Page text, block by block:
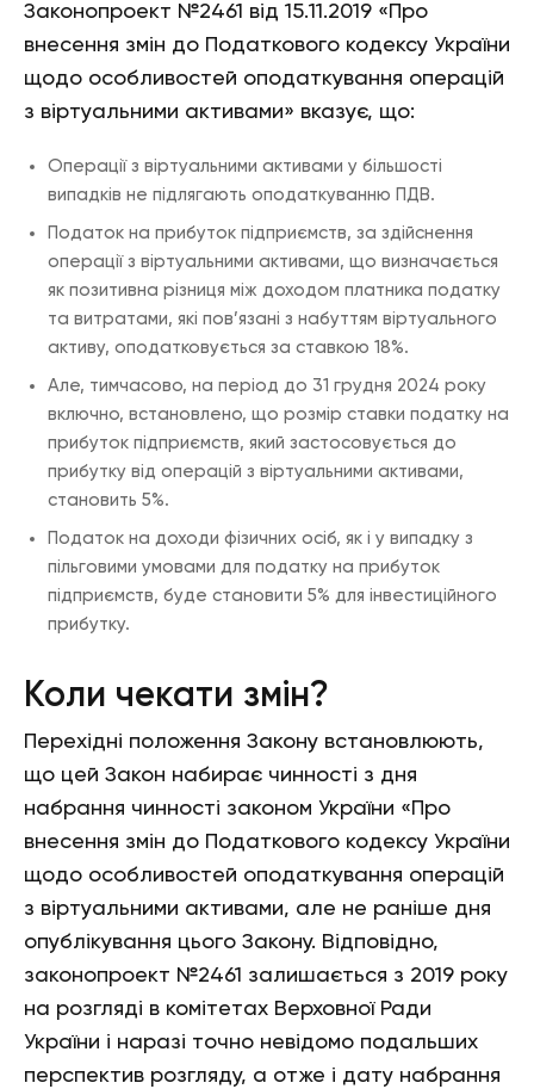
Законопроект №2461 від 15.11.2019 «Про
внесення змін до Податкового кодексу України
щодо особливостей оподаткування операцій
з віртуальними активами» вказує, що:
Операції з віртуальними активами у більшості
випадків не підлягають оподаткуванню ПДВ.
Податок на прибуток підприємств, за здійснення
операції з віртуальними активами, що визначається
як позитивна різниця між доходом платника податку
та витратами, які пов’язані з набуттям віртуального
активу, оподатковується за ставкою 18%.
Але, тимчасово, на період до 31 грудня 2024 року
включно, встановлено, що розмір ставки податку на
прибуток підприємств, який застосовується до
прибутку від операцій з віртуальними активами,
становить 5%.
Податок на доходи фізичних осіб, як і у випадку з
пільговими умовами для податку на прибуток
підприємств, буде становити 5% для інвестиційного
прибутку.
Коли чекати змін?
Перехідні положення Закону встановлюють,
що цей Закон набирає чинності з дня
набрання чинності законом України «Про
внесення змін до Податкового кодексу України
щодо особливостей оподаткування операцій
з віртуальними активами, але не раніше дня
опублікування цього Закону. Відповідно,
законопроект №2461 залишається з 2019 року
на розгляді в комітетах Верховної Ради
України і наразі точно невідомо подальших
перспектив розгляду, а отже і дату набрання